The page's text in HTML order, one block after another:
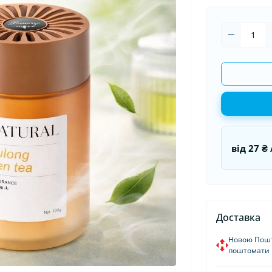
автолампи
Ароматизатори в машину
Ароматизатори для дому та
Пуско-
Стартові
від 27 ₴
Доставка
Новою
поштомати